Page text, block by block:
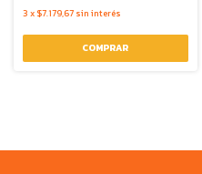
3 x $7.179,67 sin interés